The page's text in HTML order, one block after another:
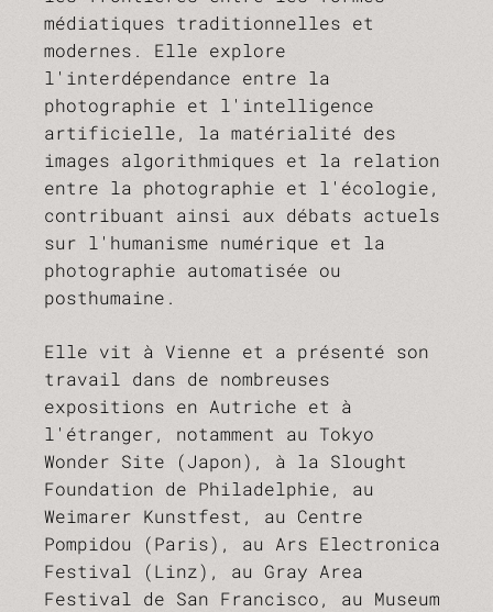
médiatiques traditionnelles et
modernes. Elle explore
l'interdépendance entre la
photographie et l'intelligence
artificielle, la matérialité des
images algorithmiques et la relation
entre la photographie et l'écologie,
contribuant ainsi aux débats actuels
sur l'humanisme numérique et la
photographie automatisée ou
posthumaine.
Elle vit à Vienne et a présenté son
travail dans de nombreuses
expositions en Autriche et à
l'étranger, notamment au Tokyo
Wonder Site (Japon), à la Slought
Foundation de Philadelphie, au
Weimarer Kunstfest, au Centre
Pompidou (Paris), au Ars Electronica
Festival (Linz), au Gray Area
Festival de San Francisco, au Museum